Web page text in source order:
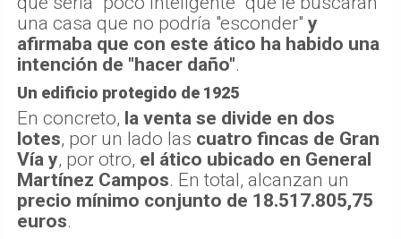
una casa que no podría "esconder" y
afirmaba que con este ático ha habido una
intención de "hacer daño".
Un edificio protegido de 1925
En concreto, la venta se divide en dos
lotes, por un lado las cuatro fincas de Gran
Vía y, por otro, el ático ubicado en General
Martínez Campos. En total, alcanzan un
precio mínimo conjunto de 18.517.805,75
euros.